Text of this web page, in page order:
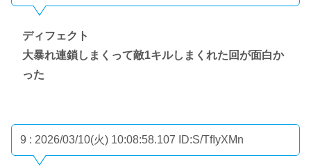
ディフェクト
大暴れ連鎖しまくって敵1キルしまくれた回が面白か
った
9 : 2026/03/10(火) 10:08:58.107 ID:S/TfIyXMn